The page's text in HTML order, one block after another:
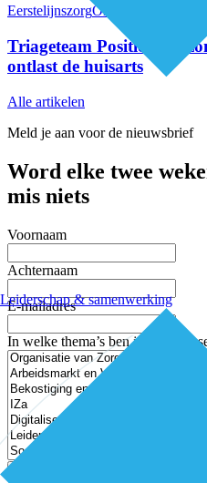
Leiderschap & samenwerking
EerstelijnszorgOrganisatie van zorg
Triageteam Positieve
ontlast de huisarts
Alle artikelen
Meld je aan voor de nieuwsbrief
Word elke twee
mis niets
Voornaam
Achternaam
E-mailadres
In welke thema’s ben je